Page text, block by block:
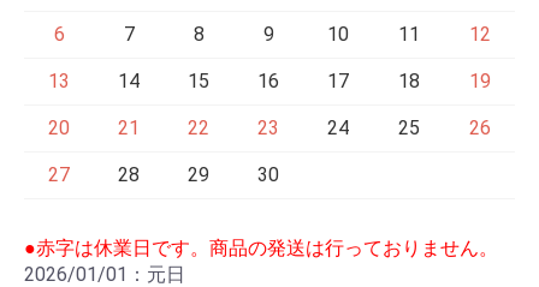
6 7 8 9 10 11 12
13 14 15 16 17 18 19
20 21 22 23 24 25 26
27 28 29 30
●赤字は休業日です。商品の発送は行っておりません。
2026/01/01：元日